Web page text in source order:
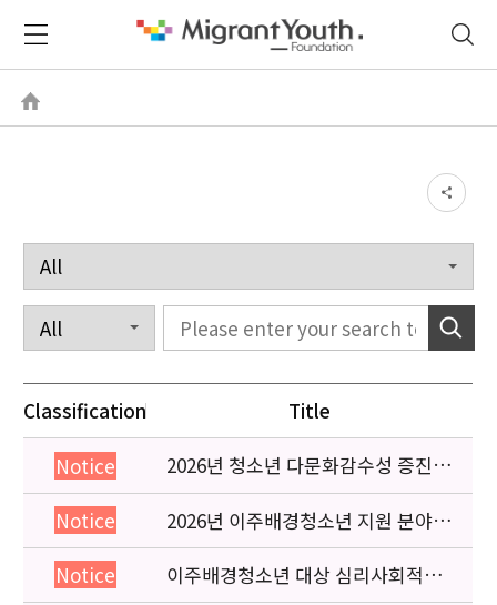
Classification Title
Notice
2026년 청소년 다문화감수성 증진
프로그램 「다가감」신청기관 안내
Notice
2026년 이주배경청소년 지원 분야
종사자 역량강화 교육 일정 안내
Notice
이주배경청소년 대상 심리사회적응